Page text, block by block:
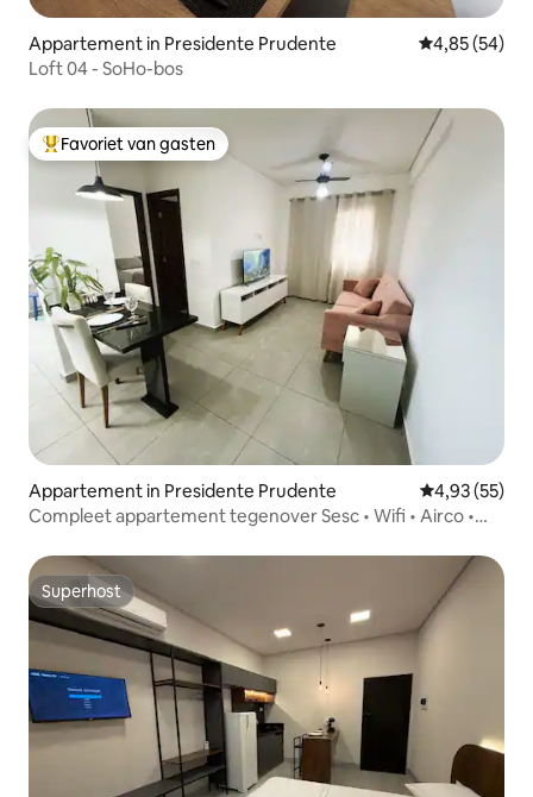
Appartement in Presidente Prudente Gemiddelde
4,85 (54)
Loft 04 - SoHo-bos
Topfavoriet van gasten
Favoriet van gasten
Appartement in Presidente Prudente Gemiddelde
4,93 (55)
Compleet appartement tegenover Sesc • Wifi • Airco •
Superhost
Superhost